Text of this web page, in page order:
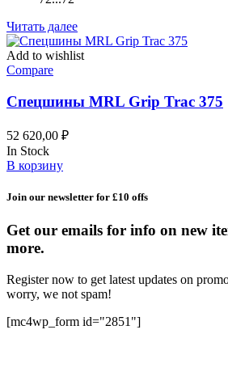
Читать далее
Add to wishlist
Compare
Спецшины MRL Grip Trac 375
52 620,00 ₽
In Stock
В корзину
Join our newsletter for £10 offs
Get our emails for info on new
more.
Register now to get latest updates on
worry, we not spam!
[mc4wp_form id="2851"]